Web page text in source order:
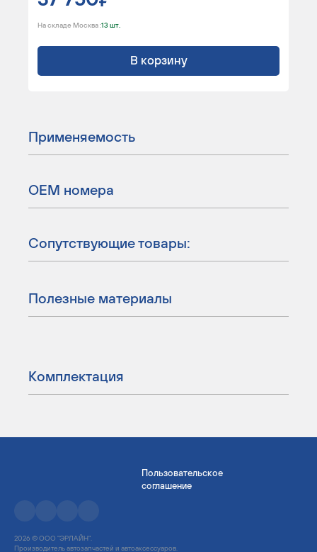
На складе Москва :13 шт.
В корзину
Применяемость
ОЕМ номера
Сопутствующие товары:
Полезные материалы
Комплектация
Пользовательское
соглашение
2026 © ООО "ЭРЛАЙН".
Производитель автозапчастей и автоаксессуаров.